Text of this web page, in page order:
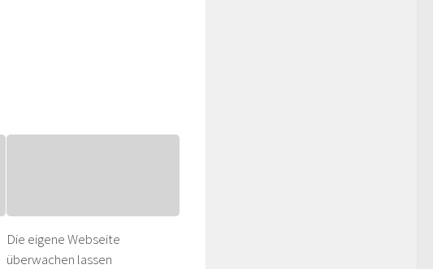
Die eigene Webseite
überwachen lassen